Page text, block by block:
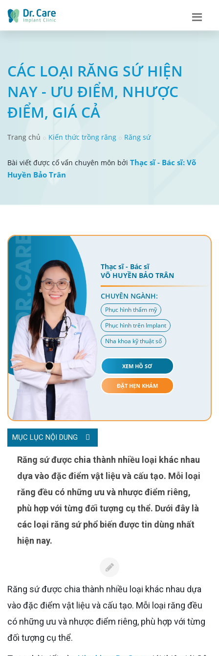
CÁC LOẠI RĂNG SỨ HIỆN
NAY - ƯU ĐIỂM, NHƯỢC
ĐIỂM, GIÁ CẢ
Trang chủ Kiến thức trồng răng Răng sứ
Bài viết được cố vấn chuyên môn bởi Thạc sĩ - Bác sĩ: Võ
Huyền Bảo Trân
Thạc sĩ - Bác sĩ
VÕ HUYỀN BẢO TRÂN
CHUYÊN NGÀNH:
Phục hình thẩm mỹ
Phục hình trên Implant
Nha khoa kỹ thuật số
XEM HỒ SƠ
ĐẶT HẸN KHÁM
MỤC LỤC NỘI DUNG
Răng sứ được chia thành nhiều loại khác nhau
dựa vào đặc điểm vật liệu và cấu tạo. Mỗi loại
răng đều có những ưu và nhược điểm riêng,
phù hợp với từng đối tượng cụ thể. Dưới đây là
các loại răng sứ phổ biến được tin dùng nhất
hiện nay.
Răng sứ được chia thành nhiều loại khác nhau dựa
vào đặc điểm vật liệu và cấu tạo. Mỗi loại răng đều
có những ưu và nhược điểm riêng, phù hợp với từng
đối tượng cụ thể.